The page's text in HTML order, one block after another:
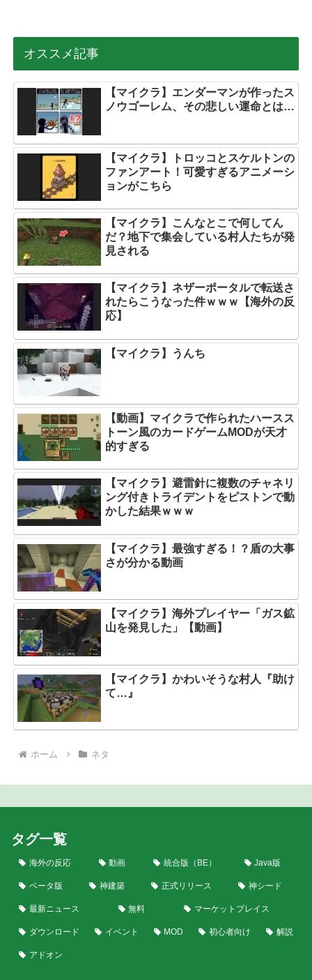
オススメ記事
【マイクラ】エンダーマンが作ったス
ノウゴーレム、その悲しい運命とは…
【マイクラ】トロッコとスケルトンの
ファンアート！可愛すぎるアニメーシ
ョンがこちら
【マイクラ】こんなとこで何してん
だ？地下で集会している村人たちが発
見される
【マイクラ】ネザーポータルで転送さ
れたらこうなった件ｗｗｗ【海外の反
応】
【マイクラ】うんち
【動画】マイクラで作られたハースス
トーン風のカードゲームMODが天才
的すぎる
【マイクラ】避雷針に複数のチャネリ
ング付きトライデントをピストンで動
かした結果ｗｗｗ
【マイクラ】最強すぎる！？盾の大事
さが分かる動画
【マイクラ】海外プレイヤー「ガス鉱
山を発見した」【動画】
【マイクラ】かわいそうな村人『助け
て…』
ホーム ネタ
タグ一覧
海外の反応 動画 統合版（BE） Java版
ベータ版 神建築 正式リリース 神シード
最新ニュース 無料 マーケットプレイス
ダウンロード イベント MOD 初心者向け 解説
アドオン